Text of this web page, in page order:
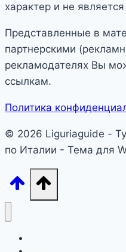
характер и не
Представленные в
партнерскими
рекламодателях Вы
ссылкам.
Политика
© 2026 Liguriaguide -
по Италии - Тема для